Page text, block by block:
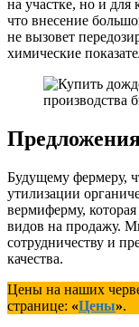
на участке, но и для
что внесение
не вызовет
химические
Будущему фермеру,
утилизации
вермиферму,
видов на продажу.
сотрудничеству и
качества.
Цены на наших
странице: «Цены».